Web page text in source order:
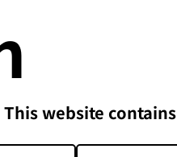
This website